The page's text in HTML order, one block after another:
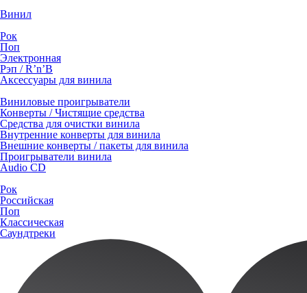
Винил
Рок
Поп
Электронная
Рэп / R’n’B
Аксессуары для винила
Виниловые проигрыватели
Конверты / Чистящие средства
Средства для очистки винила
Внутренние конверты для винила
Внешние конверты / пакеты для винила
Проигрыватели винила
Audio CD
Рок
Российская
Поп
Классическая
Саундтреки